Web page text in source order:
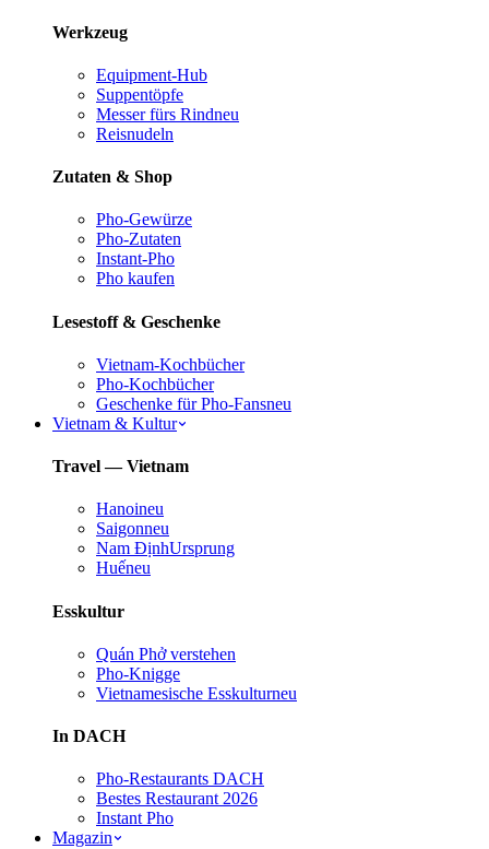
Werkzeug
Equipment-Hub
Suppentöpfe
Messer fürs Rindneu
Reisnudeln
Zutaten & Shop
Pho-Gewürze
Pho-Zutaten
Instant-Pho
Pho kaufen
Lesestoff & Geschenke
Vietnam-Kochbücher
Pho-Kochbücher
Geschenke für Pho-Fansneu
Vietnam & Kultur
Travel — Vietnam
Hanoineu
Saigonneu
Nam ĐịnhUrsprung
Huếneu
Esskultur
Quán Phở verstehen
Pho-Knigge
Vietnamesische Esskulturneu
In DACH
Pho-Restaurants DACH
Bestes Restaurant 2026
Instant Pho
Magazin